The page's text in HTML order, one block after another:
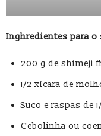
Inghredientes para o
200 g de shimeji
1/2 xícara de
Suco e raspas de
Cebolinha ou